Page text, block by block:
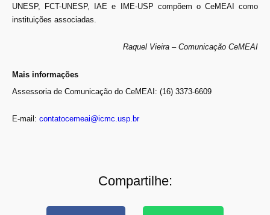
UNESP, FCT-UNESP, IAE e IME-USP compõem o CeMEAI como
instituições associadas.
Raquel Vieira – Comunicação CeMEAI
Mais informações
Assessoria de Comunicação do CeMEAI: (16) 3373-6609
E-mail: contatocemeai@icmc.usp.br
Compartilhe: